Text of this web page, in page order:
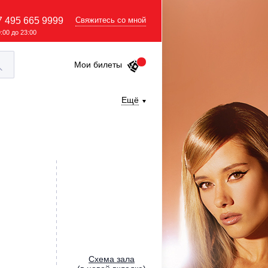
495 665 9999
до 23:00
Свяжитесь со мной
Мои билеты
Ещё
Cхема зала